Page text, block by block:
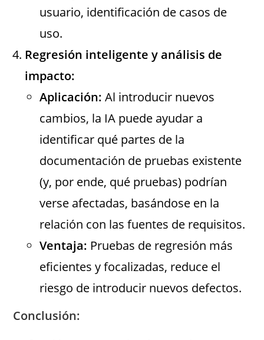
usuario, identificación de casos de
uso.
Regresión inteligente y análisis de
impacto:
Aplicación: Al introducir nuevos
cambios, la IA puede ayudar a
identificar qué partes de la
documentación de pruebas existente
(y, por ende, qué pruebas) podrían
verse afectadas, basándose en la
relación con las fuentes de requisitos.
Ventaja: Pruebas de regresión más
eficientes y focalizadas, reduce el
riesgo de introducir nuevos defectos.
Conclusión: